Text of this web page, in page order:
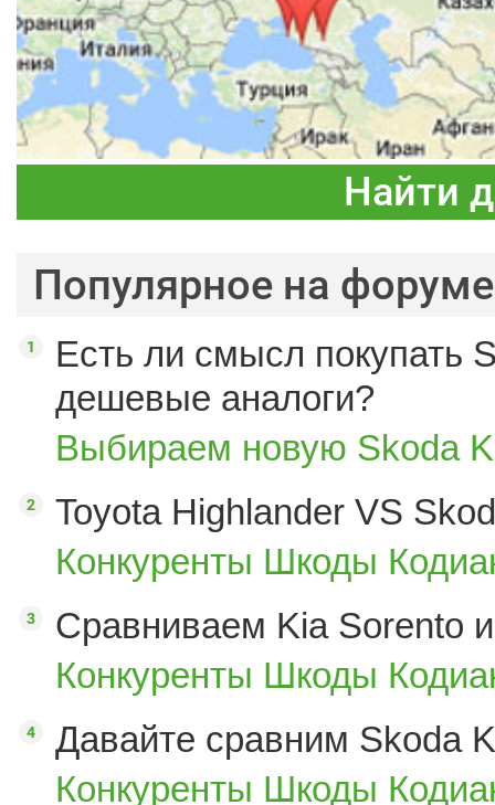
Найти
Популярное на форуме
Есть ли смысл покупать
дешевые аналоги?
Выбираем новую Skoda
Toyota Highlander VS
Конкуренты Шкоды
Сравниваем Kia Sorento
Конкуренты Шкоды
Давайте сравним Skoda
Конкуренты Шкоды